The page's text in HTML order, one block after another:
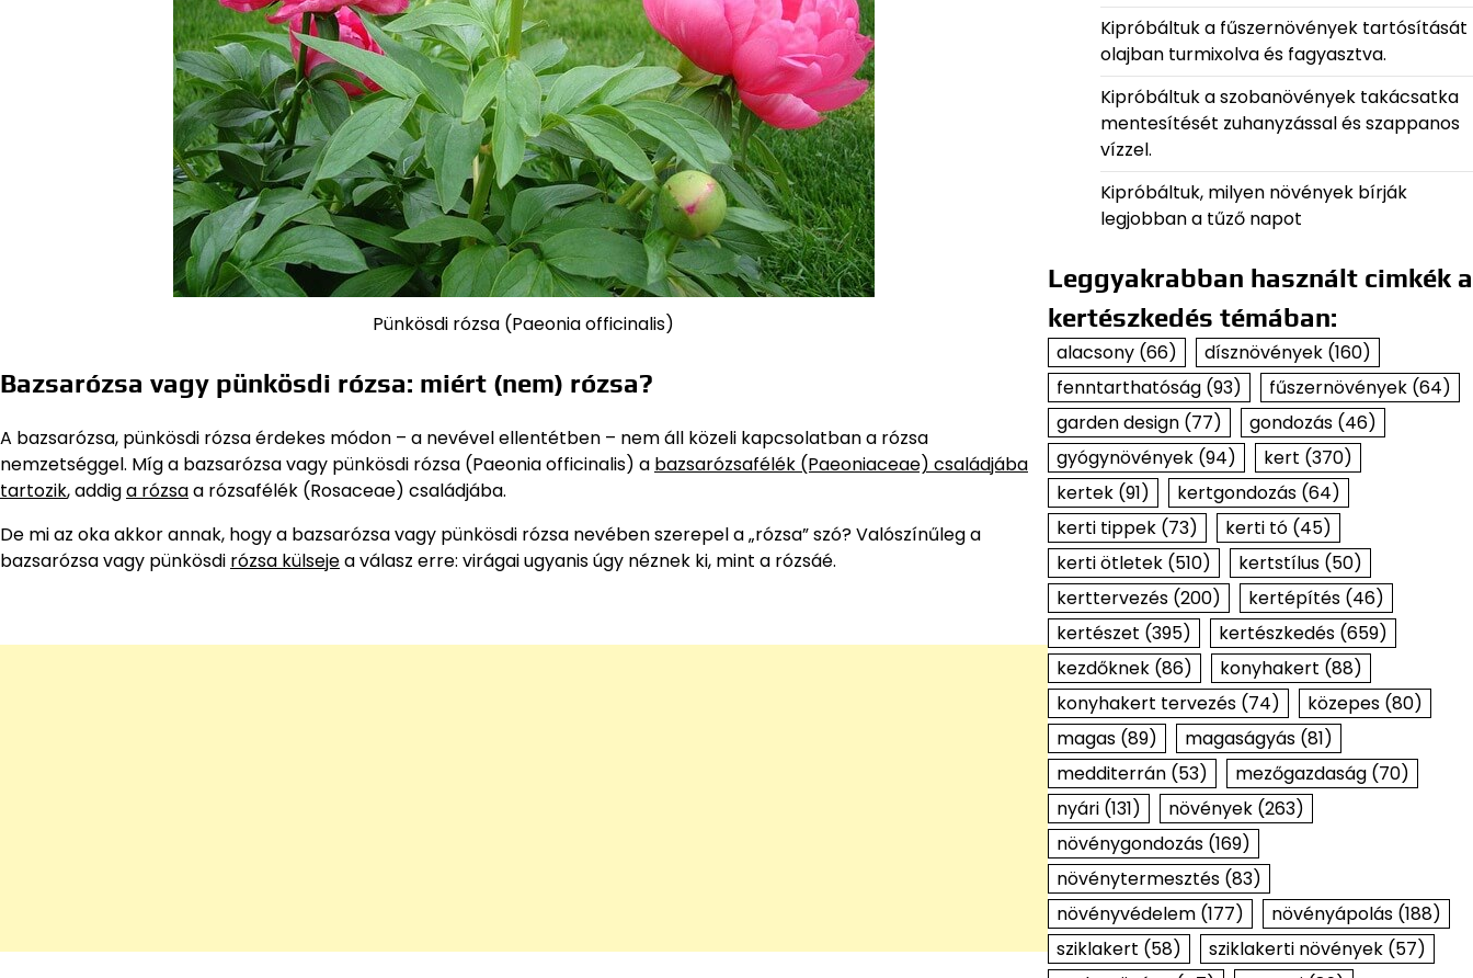
Pünkösdi rózsa (Paeonia officinalis)
Bazsarózsa vagy pünkösdi rózsa: miért (nem) rózsa?
A bazsarózsa, pünkösdi rózsa érdekes módon – a nevével ellentétben – nem áll közeli kapcsolatban a rózsa
nemzetséggel. Míg a bazsarózsa vagy pünkösdi rózsa (Paeonia officinalis) a bazsarózsafélék (Paeoniaceae) családjába
tartozik, addiga rózsaa rózsafélék (Rosaceae) családjába.
De mi az oka akkor annak, hogy a bazsarózsa vagy pünkösdi rózsa nevében szerepel a „rózsa” szó? Valószínűleg a
bazsarózsa vagy pünkösdi rózsa külsejea válasz erre: virágai ugyanis úgy néznek ki, mint a rózsáé.
Kipróbáltuk a fűszernövények tartósítását
olajban turmixolva és fagyasztva.
Kipróbáltuk a szobanövények takácsatka
mentesítését zuhanyzással és szappanos
vízzel.
Kipróbáltuk, milyen növények bírják
legjobban a tűző napot
Leggyakrabban használt cimkék a
kertészkedés témában:
alacsony(66) dísznövények(160)
fenntarthatóság(93) fűszernövények(64)
garden design(77) gondozás(46)
gyógynövények(94) kert (370)
kertek(91) kertgondozás(64)
kerti tippek(73) kerti tó(45)
kerti ötletek(510) kertstílus(50)
kerttervezés(200) kertépítés(46)
kertészet (395) kertészkedés(659)
kezdőknek(86) konyhakert (88)
konyhakert tervezés(74) közepes(80)
magas(89) magaságyás(81)
medditerrán(53) mezőgazdaság(70)
nyári(131) növények(263)
növénygondozás(169)
növénytermesztés(83)
növényvédelem(177) növényápolás(188)
sziklakert (58) sziklakerti növények(57)